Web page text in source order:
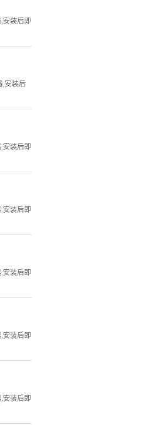
安装后即
,安装后
安装后即
安装后即
安装后即
安装后即
安装后即